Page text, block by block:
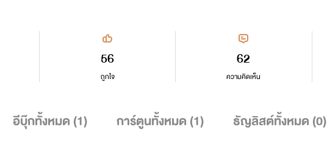
56
ถูกใจ
62
ความคิดเห็น
อีบุ๊กทั้งหมด (1) การ์ตูนทั้งหมด (1) ธัญลิสต์ทั้งหมด (0)